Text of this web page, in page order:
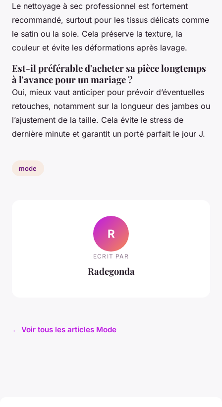
Le nettoyage à sec professionnel est fortement
recommandé, surtout pour les tissus délicats comme
le satin ou la soie. Cela préserve la texture, la
couleur et évite les déformations après lavage.
Est-il préférable d'acheter sa pièce longtemps
à l'avance pour un mariage ?
Oui, mieux vaut anticiper pour prévoir d’éventuelles
retouches, notamment sur la longueur des jambes ou
l’ajustement de la taille. Cela évite le stress de
dernière minute et garantit un porté parfait le jour J.
mode
R
ECRIT PAR
Radegonda
← Voir tous les articles Mode